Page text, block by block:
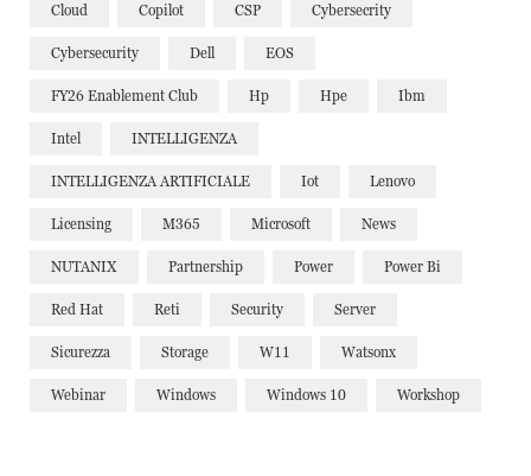
Cloud Copilot CSP Cybersecrity
Cybersecurity Dell EOS
FY26 Enablement Club Hp Hpe Ibm
Intel INTELLIGENZA
INTELLIGENZA ARTIFICIALE Iot Lenovo
Licensing M365 Microsoft News
NUTANIX Partnership Power Power Bi
Red Hat Reti Security Server
Sicurezza Storage W11 Watsonx
Webinar Windows Windows 10 Workshop